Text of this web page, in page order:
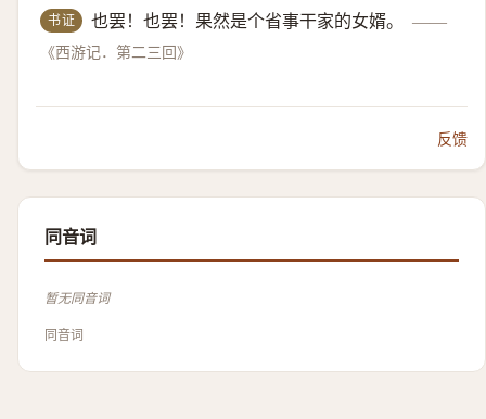
书证 也罢！也罢！果然是个省事干家的女婿。 ——
《西游记．第二三回》
反馈
同音词
暂无同音词
同音词